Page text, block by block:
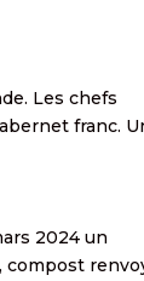
Les chefs
franc.
2024 un
compost